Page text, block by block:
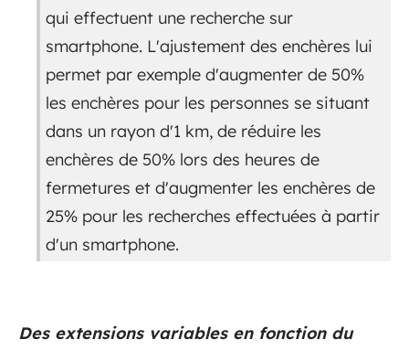
qui effectuent une recherche sur
smartphone. L'ajustement des enchères lui
permet par exemple d'augmenter de 50%
les enchères pour les personnes se situant
dans un rayon d'1 km, de réduire les
enchères de 50% lors des heures de
fermetures et d'augmenter les enchères de
25% pour les recherches effectuées à partir
d'un smartphone.
Des extensions variables en fonction du